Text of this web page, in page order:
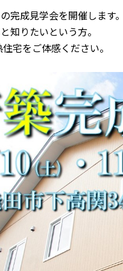
完成見学会を開催します
知りたいという方。
宅をご体感ください。